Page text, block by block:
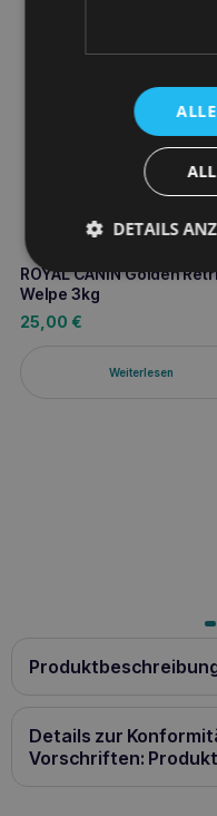
ROYAL CANIN Golden
Welpe 3kg
25,00 €
Weiterlesen
Futter nicht fressen.
befriedigt dieses Futter
Details zur
Vorschriften:
DETAILS